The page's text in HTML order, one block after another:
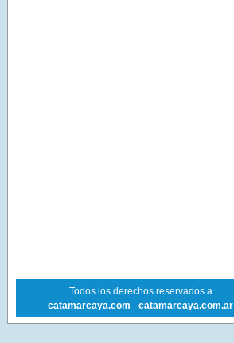
Todos los derechos reservados a
catamarcaya.com - catamarcaya.com.ar